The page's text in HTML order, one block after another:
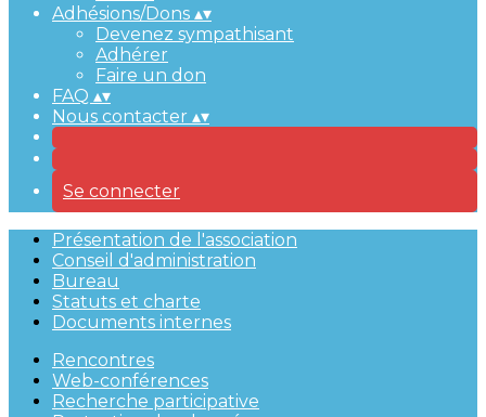
Adhésions/Dons ▴▾
Devenez sympathisant
Adhérer
Faire un don
FAQ ▴▾
Nous contacter ▴▾
Se connecter
Présentation de l'association
Conseil d'administration
Bureau
Statuts et charte
Documents internes
Rencontres
Web-conférences
Recherche participative